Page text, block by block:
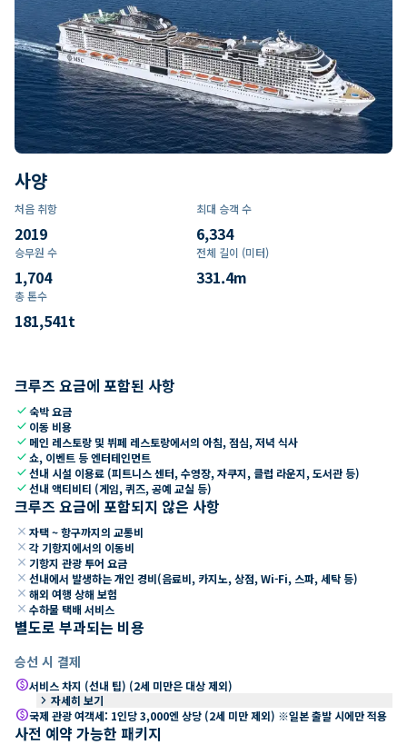
사양
처음 취항
2019
최대 승객 수
6,334
승무원 수
1,704
전체 길이 (미터)
331.4m
총 톤수
181,541t
크루즈 요금에 포함된 사항
check숙박 요금
check 이동 비용
check 메인 레스토랑 및 뷔페 레스토랑에서의 아침, 점심, 저녁 식사
check쇼, 이벤트 등 엔터테인먼트
check선내 시설 이용료 (피트니스 센터, 수영장, 자쿠지, 클럽 라운지, 도서관 등)
check선내 액티비티 (게임, 퀴즈, 공예 교실 등)
크루즈 요금에 포함되지 않은 사항
close 자택 ~ 항구까지의 교통비
close 각 기항지에서의 이동비
close 기항지 관광 투어 요금
close 선내에서 발생하는 개인 경비(음료비, 카지노, 상점, Wi-Fi, 스파, 세탁 등)
close 해외 여행 상해 보험
close 수하물 택배 서비스
별도로 부과되는 비용
승선 시 결제
paid서비스 차지 (선내 팁) (2세 미만은 대상 제외)
keyboard_arrow_right 자세히 보기
paid국제 관광 여객세: 1인당 3,000엔 상당 (2세 미만 제외) ※일본 출발 시에만 적용
사전 예약 가능한 패키지